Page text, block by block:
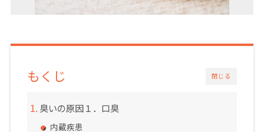
閉じる
もくじ
臭いの原因１．口臭
内蔵疾患